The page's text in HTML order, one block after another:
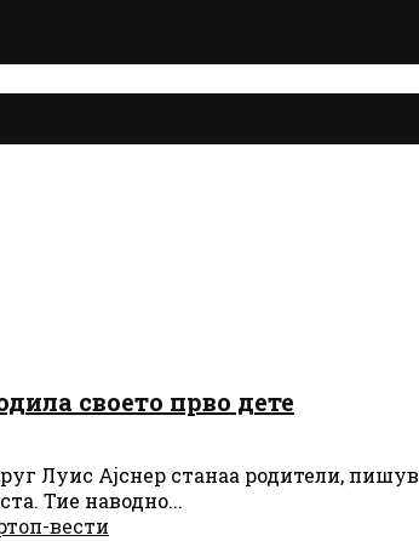
своето прво дете
Луис Ајснер станаа родители,
Тие наводно...
топ-вести